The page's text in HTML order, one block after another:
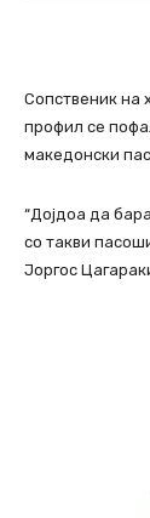
Сопственик на
профил се
македонски
“Дојдоа да
со такви
Јоргос